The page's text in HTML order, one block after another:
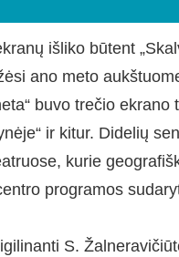
išliko būtent
ano meto
buvo trečio
ir kitur. Didelių
kurie
programos
S.